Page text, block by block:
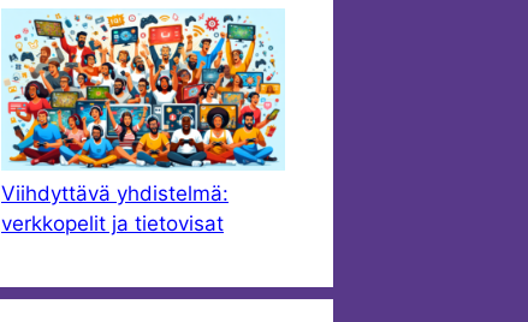
Viihdyttävä yhdistelmä:
verkkopelit ja tietovisat